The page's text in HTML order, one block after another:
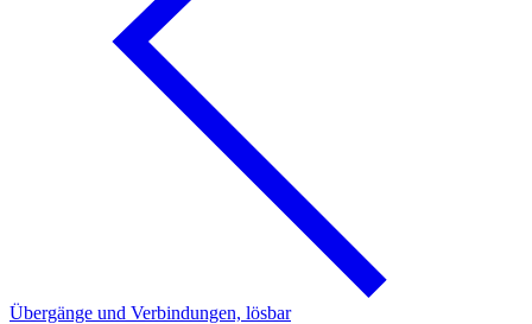
Übergänge und Verbindungen, lösbar